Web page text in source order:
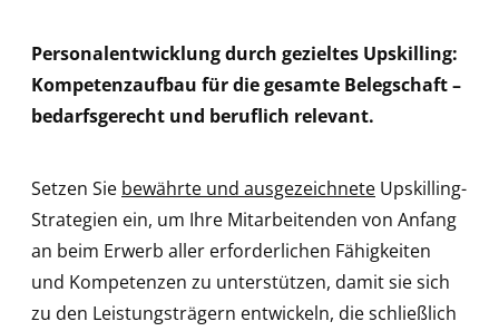
Personalentwicklung durch gezieltes Upskilling:
Kompetenzaufbau für die gesamte Belegschaft –
bedarfsgerecht und beruflich relevant.
Setzen Sie bewährte und ausgezeichnete Upskilling-
Strategien ein, um Ihre Mitarbeitenden von Anfang
an beim Erwerb aller erforderlichen Fähigkeiten
und Kompetenzen zu unterstützen, damit sie sich
zu den Leistungsträgern entwickeln, die schließlich